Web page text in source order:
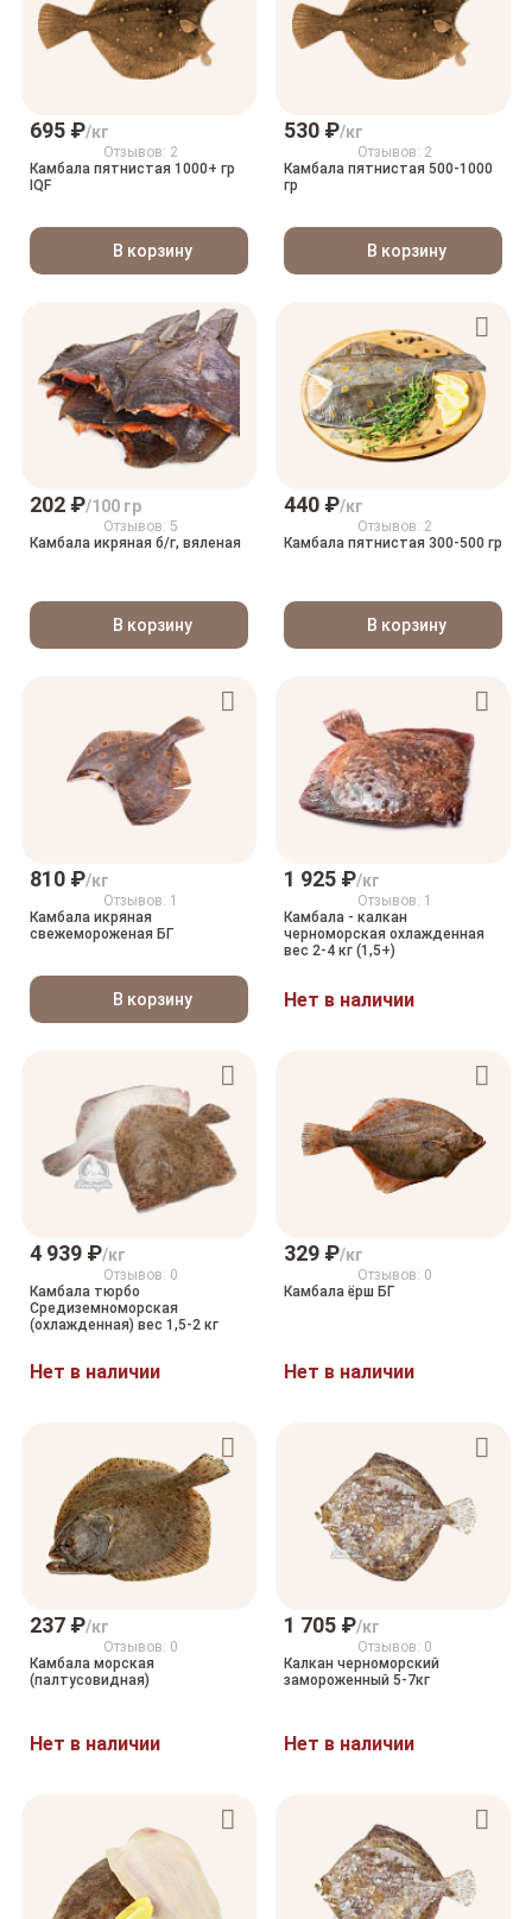
695 ₽/кг
Отзывов: 2
Камбала пятнистая 1000+ гр
IQF
В корзину
530 ₽/кг
Отзывов: 2
Камбала пятнистая 500-1000
гр
В корзину
202 ₽/100 гр
Отзывов: 5
Камбала икряная б/г, вяленая
В корзину
440 ₽/кг
Отзывов: 2
Камбала пятнистая 300-500 гр
В корзину
810 ₽/кг
Отзывов: 1
Камбала икряная
свежемороженая БГ
В корзину
1 925 ₽/кг
Отзывов: 1
Камбала - калкан
черноморская охлажденная
вес 2-4 кг (1,5+)
Нет в наличии
4 939 ₽/кг
Отзывов: 0
Камбала тюрбо
Средиземноморская
(охлажденная) вес 1,5-2 кг
Нет в наличии
329 ₽/кг
Отзывов: 0
Камбала ёрш БГ
Нет в наличии
237 ₽/кг
Отзывов: 0
Камбала морская
(палтусовидная)
Нет в наличии
1 705 ₽/кг
Отзывов: 0
Калкан черноморский
замороженный 5-7кг
Нет в наличии